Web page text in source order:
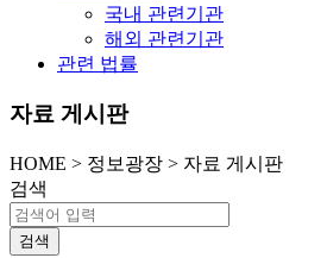
국내 관련기관
해외 관련기관
관련 법률
자료 게시판
HOME > 정보광장 > 자료 게시판
검색